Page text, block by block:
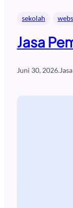
sekolah
Jasa
Juni 30, 2026.